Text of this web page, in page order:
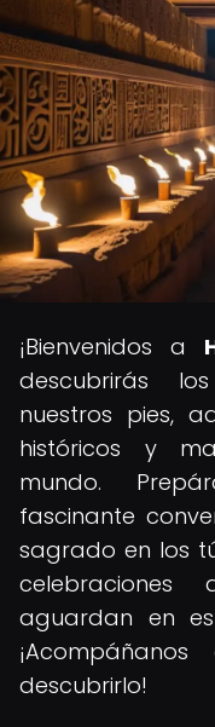
¡Bienvenidos a
descubrirás
nuestros pies,
históricos y
mundo.
fascinante
sagrado en los
celebraciones
aguardan en
descubrirlo!